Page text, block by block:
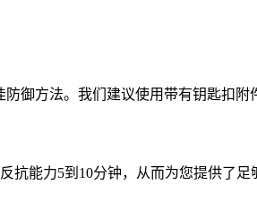
御方法。我们建议使用带有钥匙扣
抗能力5到10分钟，从而为您提供了足